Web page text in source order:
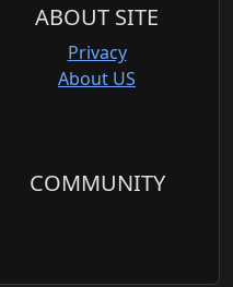
ABOUT SITE
Privacy
About US
COMMUNITY